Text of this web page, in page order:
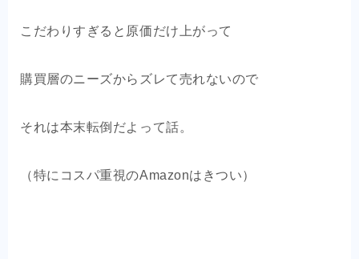
こだわりすぎると原価だけ上がって
購買層のニーズからズレて売れないので
それは本末転倒だよって話。
（特にコスパ重視のAmazonはきつい）